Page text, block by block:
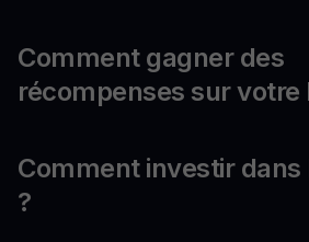
Comment gagner des
récompenses sur votre
Comment investir dans
?